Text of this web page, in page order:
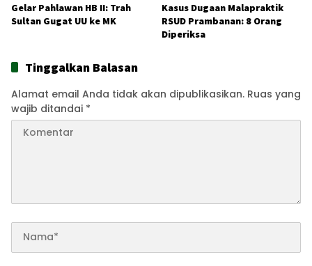
Gelar Pahlawan HB II: Trah
Sultan Gugat UU ke MK
Kasus Dugaan Malapraktik
RSUD Prambanan: 8 Orang
Diperiksa
Tinggalkan Balasan
Alamat email Anda tidak akan dipublikasikan. Ruas yang
wajib ditandai *